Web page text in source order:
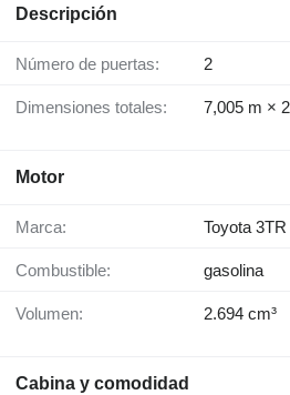
Descripción
Número de puertas: 2
Dimensiones totales: 7,005 m ×
Motor
Marca: Toyota 3TR
Combustible: gasolina
Volumen: 2.694 cm³
Cabina y comodidad